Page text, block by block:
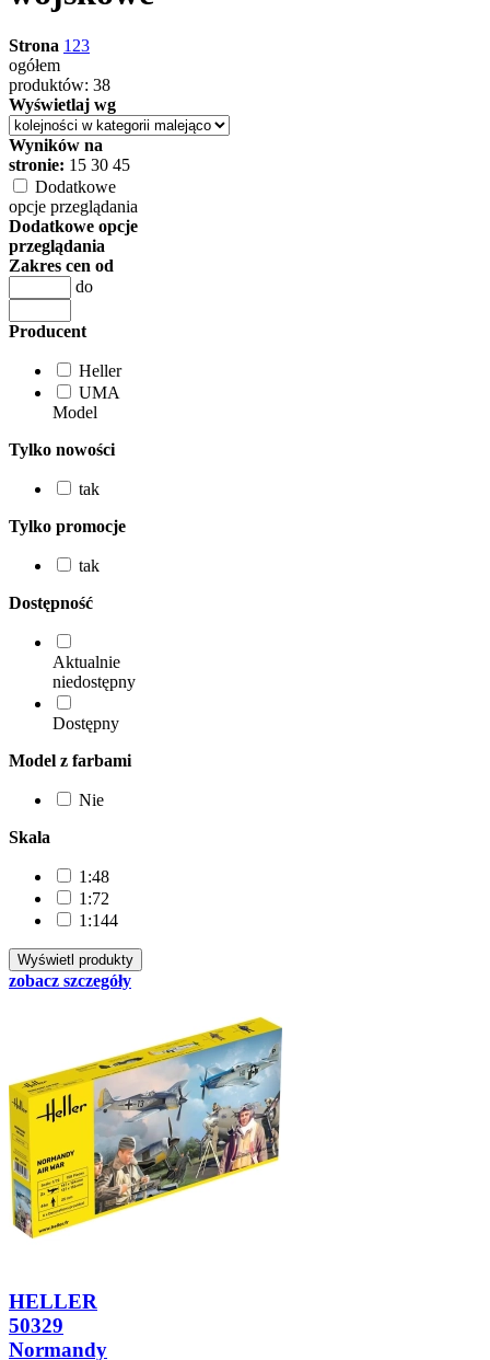
Strona 123
ogółem
produktów: 38
Wyświetlaj wg
Wyników na
stronie: 15 30 45
Dodatkowe
opcje przeglądania
Dodatkowe opcje
przeglądania
Zakres cen od
do
Producent
Heller
UMA
Model
Tylko nowości
tak
Tylko promocje
tak
Dostępność
Aktualnie
niedostępny
Dostępny
Model z farbami
Nie
Skala
1:48
1:72
1:144
zobacz szczegóły
HELLER
50329
Normandy